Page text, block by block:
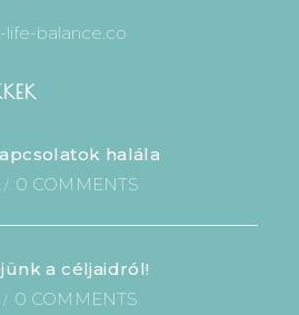
life-balance.co
halála
/ 0 COMMENTS
a céljaidról!
/ 0 COMMENTS